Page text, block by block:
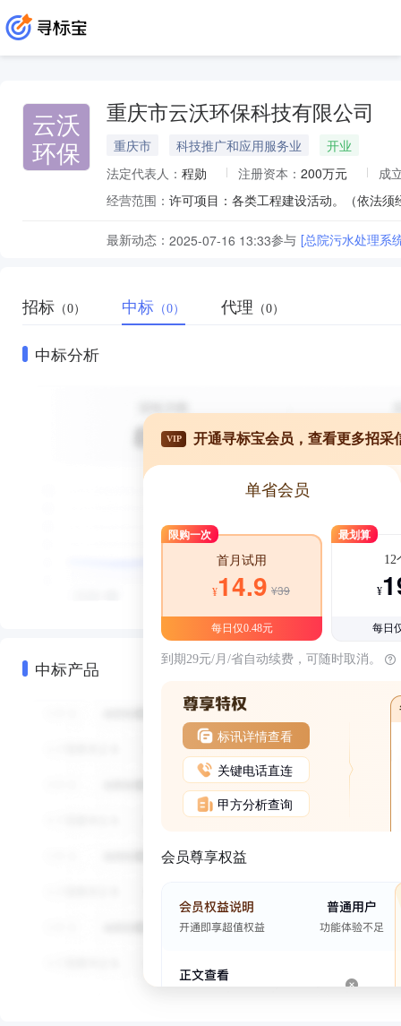
云沃
环保
重庆市云沃环保科技有限公司
重庆市 科技推广和应用服务业
开业
法定代表人： 程勋 注册资本： 200万元
成
经营范围：
最新动态： 2025-07-16 13:33参与 [总院污水处理系
招标 （0） 中标 （0） 代理 （0）
中标分析
中标产品
VIP 开通寻标宝会员，查看更多招采
单省会员
限购一次
首月试用
¥14.9 ¥39
每日仅0.48元
最划算
12
¥
每日
到期29元/月/省自动续费，可随时取消。
标讯详情查看
关键电话直连
甲方分析查询
会员尊享权益